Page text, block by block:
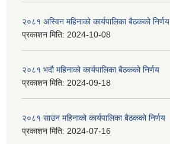
२०८१ अस्विन महिनाको कार्यपालिका बैठकको निर्णय
प्रकाशन मिति: 2024-10-08
२०८१ भदौ महिनाको कार्यपालिका बैठकको निर्णय
प्रकाशन मिति: 2024-09-18
२०८१ साउन महिनाको कार्यपालिका बैठकको निर्णय
प्रकाशन मिति: 2024-07-16